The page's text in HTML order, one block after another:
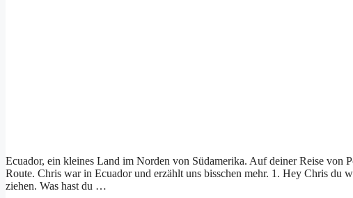
Ecuador, ein kleines Land im Norden von Südamerika. Auf deiner Reise von
Route. Chris war in Ecuador und erzählt uns bisschen mehr. 1. Hey Chris du
ziehen. Was hast du …